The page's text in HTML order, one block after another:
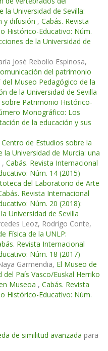
Universidad de Sevilla:
y difusión , Cabás. Revista
Histórico-Educativo: Núm.
de la Universidad de
José Rebollo Espinosa,
del patrimonio
Museo Pedagógico de la
de la Universidad de Sevilla
Patrimonio Histórico-
Monográfico: Los
de la educación y sus
Centro de Estudios sobre la
la Universidad de Murcia: una
, Cabás. Revista Internacional
Núm. 14 (2015)
del Laboratorio de Arte
Revista Internacional
Núm. 20 (2018):
Universidad de Sevilla
Leoz, Rodrigo Conte,
Física de la UNLP:
Revista Internacional
Núm. 18 (2017)
Garmendia, El Museo de
País Vasco/Euskal Herriko
Museoa , Cabás. Revista
Histórico-Educativo: Núm.
de similitud avanzada para